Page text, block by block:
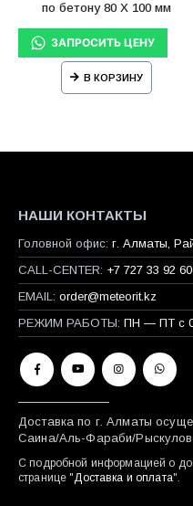
по бетону 80 X 100 мм
В КОРЗИНУ
НАШИ КОНТАКТЫ
Головной офис: г. Алматы,
CALL-CENTER: +7 727 33 92
EMAIL: order@meteorit.kz
РЕЖИМ РАБОТЫ: ПН — ПТ с
Доставка по г. Алматы
Саина/Аль-Фараби/
С подробной информацией о
странице " Доставка и оплата".